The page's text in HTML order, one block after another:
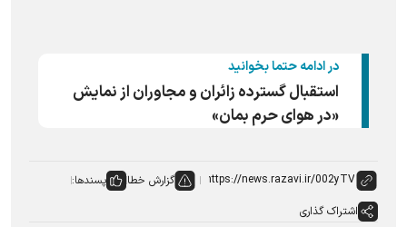
در ادامه حتما بخوانید
استقبال گسترده زائران و مجاوران از نمایش
«در هوای حرم بمان»
گزارش خطا
پسندها:
اشتراک گذاری